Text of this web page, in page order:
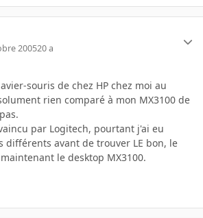
200520 a
souris de chez HP chez moi au
rien comparé à mon MX3100 de
par Logitech, pourtant j'ai eu
différents avant de trouver LE bon, le
le desktop MX3100.